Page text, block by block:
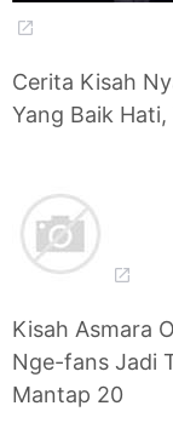
Cerita Kisah
Yang Baik
Kisah Asmara
Nge-fans Jadi
Mantap 20